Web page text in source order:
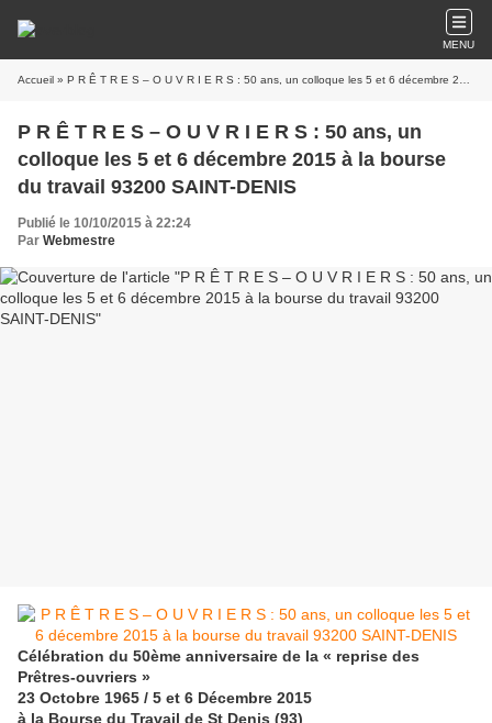
MENU
Accueil » P R Ê T R E S – O U V R I E R S : 50 ans, un colloque les 5 et 6 décembre 2015 à la bourse du travail 93200 SAINT-DENIS
P R Ê T R E S – O U V R I E R S : 50 ans, un
colloque les 5 et 6 décembre 2015 à la bourse
du travail 93200 SAINT-DENIS
Publié le 10/10/2015 à 22:24
Par Webmestre
Célébration du 50ème anniversaire de la « reprise des
Prêtres-ouvriers »
23 Octobre 1965 / 5 et 6 Décembre 2015
à la Bourse du Travail de St Denis (93)